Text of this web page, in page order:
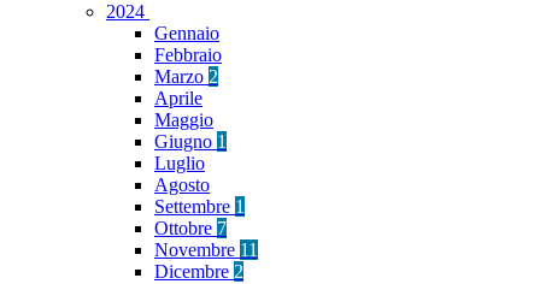
2024
Gennaio
Febbraio
Marzo 2
Aprile
Maggio
Giugno 1
Luglio
Agosto
Settembre 1
Ottobre 7
Novembre 11
Dicembre 2